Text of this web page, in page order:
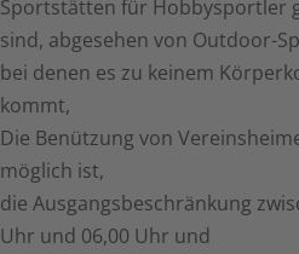
Sportstätten für Hobbysportler
sind, abgesehen von Outdoor-
bei denen es zu keinem
kommt,
Die Benützung von
möglich ist,
die Ausgangsbeschränkung
Uhr und 06,00 Uhr und